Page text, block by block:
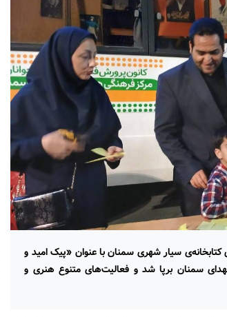
کتابخانه‌ی سیار شهری سمنان با عنوان «پیک امید و
سمنان برپا شد و فعالیت‌های متنوع هنری و